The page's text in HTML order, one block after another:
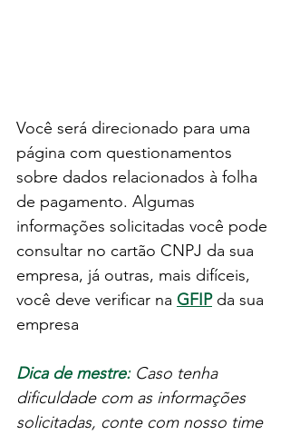
Você será direcionado para uma
página com questionamentos
sobre dados relacionados à folha
de pagamento. Algumas
informações solicitadas você pode
consultar no cartão CNPJ da sua
empresa, já outras, mais difíceis,
você deve verificar na GFIP da sua
empresa
Dica de mestre: Caso tenha
dificuldade com as informações
solicitadas, conte com nosso time